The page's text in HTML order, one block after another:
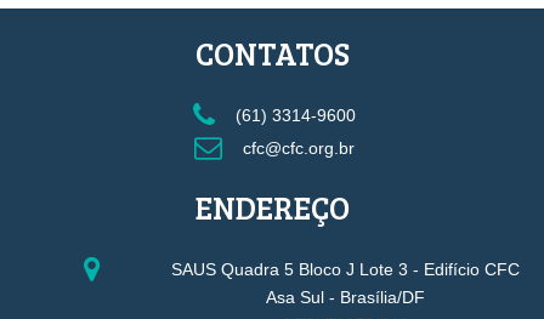
CONTATOS
(61) 3314-9600
cfc@cfc.org.br
ENDEREÇO
SAUS Quadra 5 Bloco J Lote 3 - Edifício CFC
Asa Sul - Brasília/DF